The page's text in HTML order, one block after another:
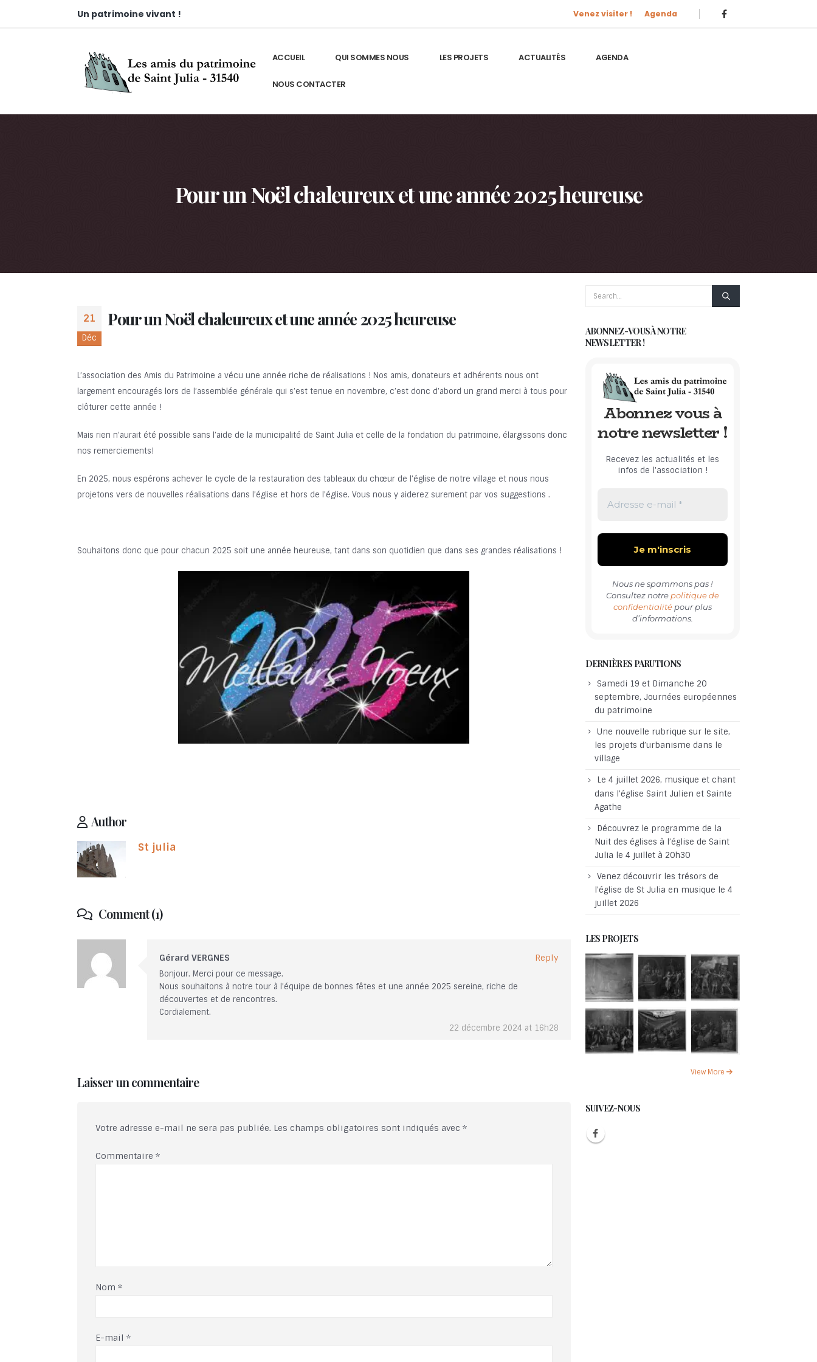
Un patrimoine vivant ! Venez visiter ! Agenda
ACCUEIL QUI SOMMES NOUS LES PROJETS ACTUALITÉS AGENDA
NOUS CONTACTER
Pour un Noël chaleureux et une année 2025 heureuse
21
Déc
Pour un Noël chaleureux et une année 2025 heureuse
L’association des Amis du Patrimoine a vécu une année riche de réalisations ! Nos amis, donateurs et adhérents nous ont
largement encouragés lors de l’assemblée générale qui s’est tenue en novembre, c’est donc d’abord un grand merci à tous pour
clôturer cette année !
Mais rien n’aurait été possible sans l’aide de la municipalité de Saint Julia et celle de la fondation du patrimoine, élargissons donc
nos remerciements!
En 2025, nous espérons achever le cycle de la restauration des tableaux du chœur de l’église de notre village et nous nous
projetons vers de nouvelles réalisations dans l’église et hors de l’église. Vous nous y aiderez surement par vos suggestions .
Souhaitons donc que pour chacun 2025 soit une année heureuse, tant dans son quotidien que dans ses grandes réalisations !
Author
St julia
Comment (1)
Gérard VERGNES Reply
Bonjour. Merci pour ce message.
Nous souhaitons à notre tour à l’équipe de bonnes fêtes et une année 2025 sereine, riche de
découvertes et de rencontres.
Cordialement.
22 décembre 2024 at 16h28
Laisser un commentaire
Votre adresse e-mail ne sera pas publiée. Les champs obligatoires sont indiqués avec *
Commentaire *
Nom *
E-mail *
ABONNEZ-VOUS À NOTRE
NEWSLETTER !
Abonnez vous à
notre newsletter !
Recevez les actualités et les
infos de l'association !
Nous ne spammons pas !
Consultez notre politique de
confidentialitépour plus
d’informations.
DERNIÈRES PARUTIONS
Samedi 19 et Dimanche 20
septembre, Journées européennes
du patrimoine
Une nouvelle rubrique sur le site,
les projets d’urbanisme dans le
village
Le 4 juillet 2026, musique et chant
dans l’église Saint Julien et Sainte
Agathe
Découvrez le programme de la
Nuit des églises à l’église de Saint
Julia le 4 juillet à 20h30
Venez découvrir les trésors de
l’église de St Julia en musique le 4
juillet 2026
LES PROJETS
View More
SUIVEZ-NOUS